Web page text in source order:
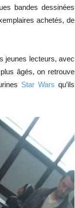
bandes dessinées
achetés, de
jeunes lecteurs, avec
âgés, on retrouve
Star Wars qu’ils